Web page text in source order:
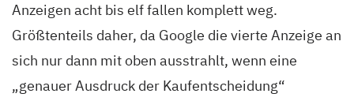
Anzeigen acht bis elf fallen komplett weg.
Größtenteils daher, da Google die vierte Anzeige an
sich nur dann mit oben ausstrahlt, wenn eine
„genauer Ausdruck der Kaufentscheidung“